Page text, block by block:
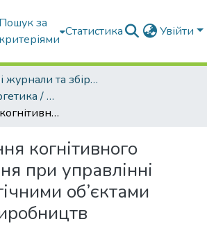
Пошук за
критеріями
Статистика Увійти
Наукові журнали та збірники видань
Техніка та енергетика / Machinery & Energetics
Використання когнітивного моделювання при управлінні біотехнологічними об’єктами харчових виробництв
когнітивного
при управлінні
об’єктами